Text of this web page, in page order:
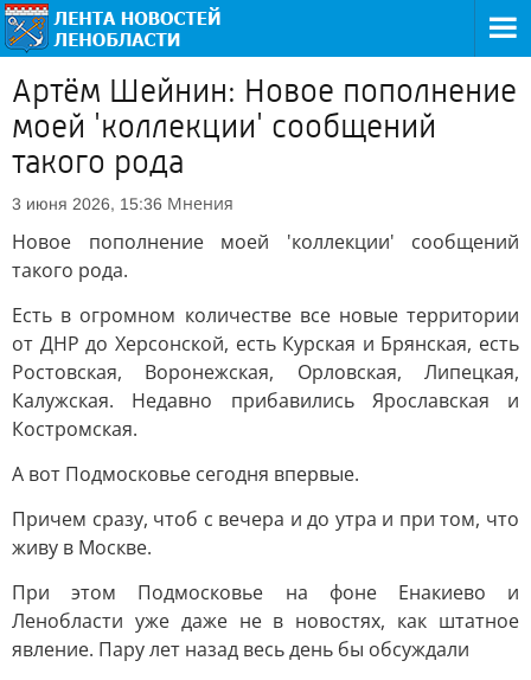
Артём Шейнин: Новое пополнение
моей 'коллекции' сообщений
такого рода
3 июня 2026, 15:36 Мнения
Новое пополнение моей 'коллекции' сообщений
такого рода.
Есть в огромном количестве все новые территории
от ДНР до Херсонской, есть Курская и Брянская, есть
Ростовская, Воронежская, Орловская, Липецкая,
Калужская. Недавно прибавились Ярославская и
Костромская.
А вот Подмосковье сегодня впервые.
Причем сразу, чтоб с вечера и до утра и при том, что
живу в Москве.
При этом Подмосковье на фоне Енакиево и
Ленобласти уже даже не в новостях, как штатное
явление. Пару лет назад весь день бы обсуждали